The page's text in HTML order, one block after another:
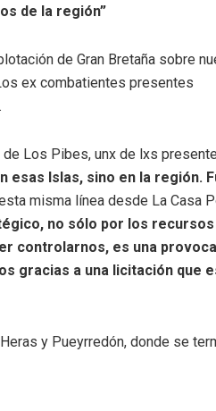
de la región”
de Gran Bretaña sobre
ex combatientes presentes
Los Pibes, unx de lxs
esas Islas, sino en la región.
misma línea desde La Casa
no sólo por los recursos
controlarnos, es una
gracias a una licitación que
y Pueyrredón, donde se